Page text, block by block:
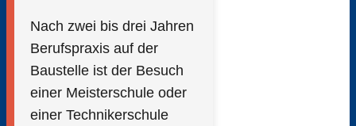
Nach zwei bis drei Jahren
Berufspraxis auf der
Baustelle ist der Besuch
einer Meisterschule oder
einer Technikerschule